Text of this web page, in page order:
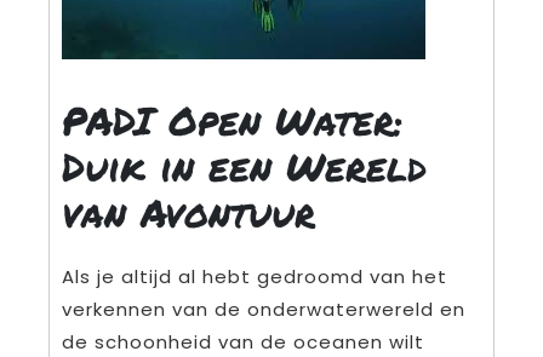
PADI Open Water:
Duik in een Wereld
van Avontuur
Als je altijd al hebt gedroomd van het
verkennen van de onderwaterwereld en
de schoonheid van de oceanen wilt